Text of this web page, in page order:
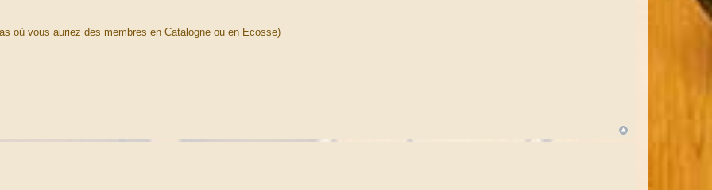
où vous auriez des membres en Catalogne ou en Ecosse)